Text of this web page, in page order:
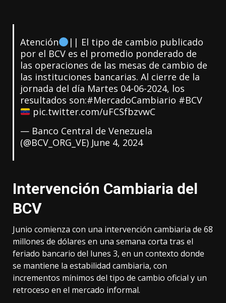
Atención
|| El tipo de cambio publicado
por el BCV es el promedio ponderado de
las operaciones de las mesas de cambio de
las instituciones bancarias. Al cierre de la
jornada del día Martes 04-06-2024, los
resultados son:#MercadoCambiario #BCV
pic.twitter.com/uFCSfbzvwC
— Banco Central de Venezuela
(@BCV_ORG_VE) June 4, 2024
Intervención Cambiaria del
BCV
Junio comienza con una intervención cambiaria de 68
millones de dólares en una semana corta tras el
feriado bancario del lunes 3, en un contexto donde
se mantiene la estabilidad cambiaria, con
incrementos mínimos del tipo de cambio oficial y un
retroceso en el mercado informal.